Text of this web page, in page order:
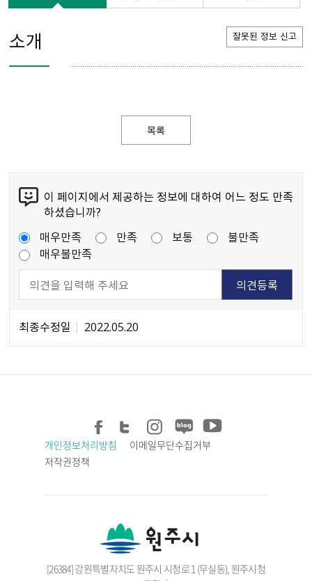
소개 잘못된 정보 신고
목록
이 페이지에서 제공하는 정보에 대하여 어느 정도 만족
하셨습니까?
매우만족
만족 보통
불만족
매우불만족
최종수정일 2022.05.20
개인정보처리방침
이메일무단수집거부
저작권정책
[26384] 강원특별자치도 원주시 시청로 1 (무실동), 원주시청